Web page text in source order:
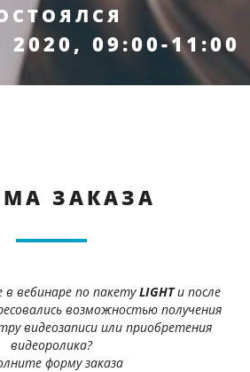
09:00-11:00
ЗАКАЗА
в вебинаре по пакетуLIGHTи после
возможностью получения
видеозаписи или приобретения
видеоролика?
форму заказа